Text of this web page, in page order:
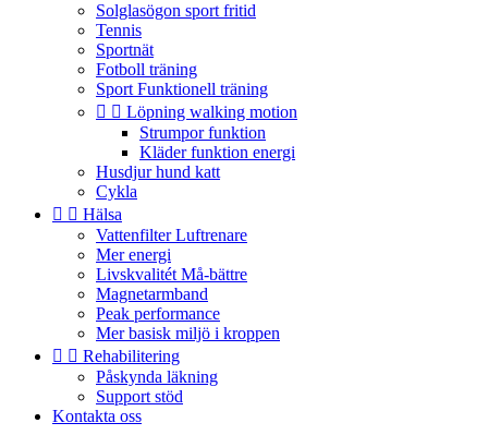
Solglasögon sport fritid
Tennis
Sportnät
Fotboll träning
Sport Funktionell träning
  Löpning walking motion
Strumpor funktion
Kläder funktion energi
Husdjur hund katt
Cykla
  Hälsa
Vattenfilter Luftrenare
Mer energi
Livskvalitét Må-bättre
Magnetarmband
Peak performance
Mer basisk miljö i kroppen
  Rehabilitering
Påskynda läkning
Support stöd
Kontakta oss